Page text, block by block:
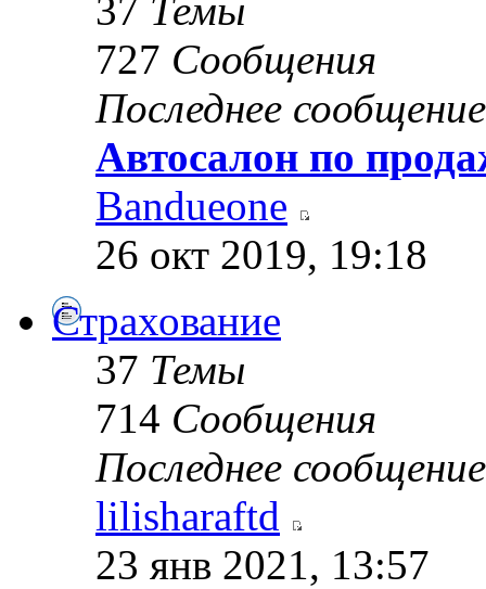
37 Темы
727 Сообщения
Последнее сообщение
Автосалон по
Bandueone
26 окт 2019, 19:18
Страхование
37 Темы
714 Сообщения
Последнее сообщение
lilisharaftd
23 янв 2021, 13:57